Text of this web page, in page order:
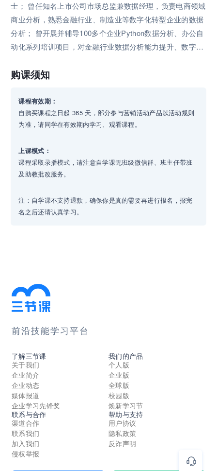
士； 曾任知名上市公司市场总监兼数据经理，负责电商领域
商业分析，熟悉金融行业、制造业等数字化转型企业的数据
分析； 曾开展并辅导100多个企业Python数据分析、办公自
动化系列培训项目，对金融行业数据分析能力提升、数字化
购课须知
课程有效期：
自购买课程之日起 365 天，部分参与营销活动产品以活动规则
为准，请同学在有效期内学习、观看课程。
上课模式：
课程采取录播模式，请注意自学课无班级微信群、班主任带班
及助教批改服务。
注：自学课不支持退款，确保你是真的需要再进行报名，报完
名之后还请认真学习。
前沿技能学习平台
了解三节课
关于我们
企业简介
企业动态
媒体报道
企业学习先锋奖
我们的产品
个人版
企业版
全球版
校园版
焕新学习节
联系与合作
渠道合作
联系我们
加入我们
侵权举报
帮助与支持
用户协议
隐私政策
反诈声明